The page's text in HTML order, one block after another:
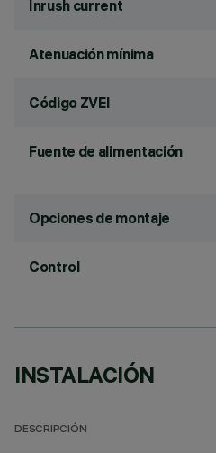
Inrush current
Atenuación mínima
Código ZVEI
Fuente de alimentación
Opciones de montaje
Control
INSTALACIÓN
DESCRIPCIÓN